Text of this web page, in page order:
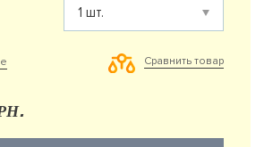
Сравнить товар